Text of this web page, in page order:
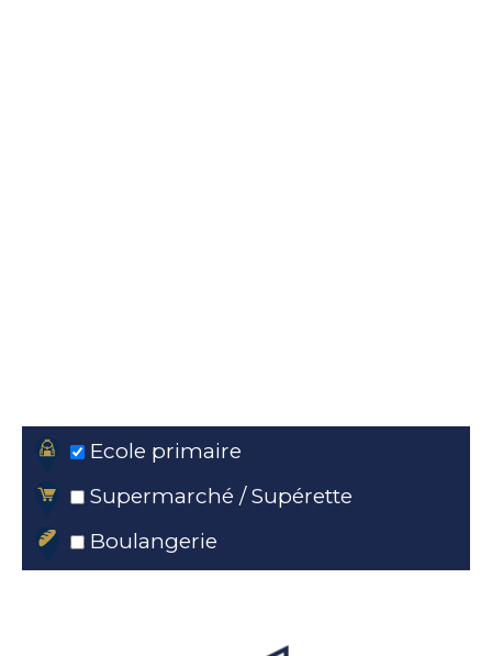
Ecole primaire
Supermarché / Supérette
Boulangerie